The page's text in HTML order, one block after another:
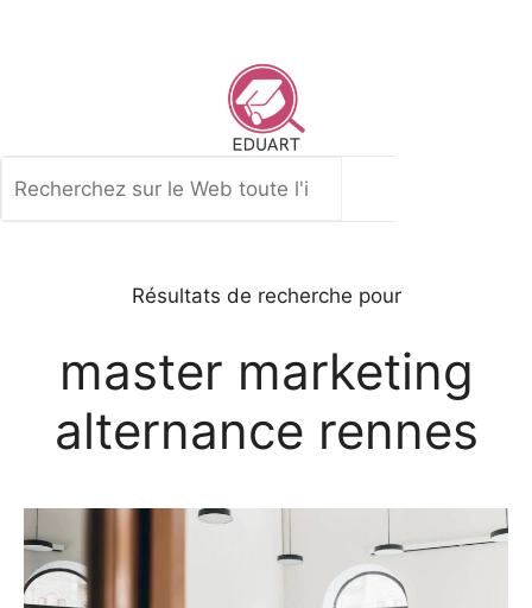
Résultats de recherche pour
master marketing
alternance rennes